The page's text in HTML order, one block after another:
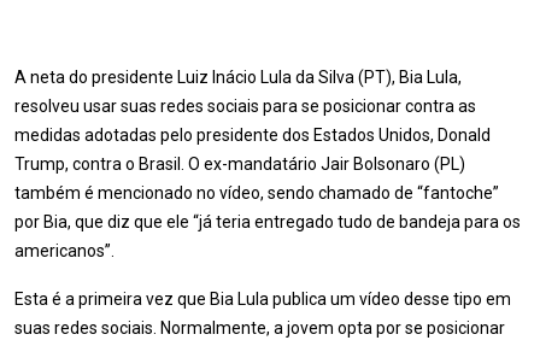
A neta do presidente Luiz Inácio Lula da Silva (PT), Bia Lula,
resolveu usar suas redes sociais para se posicionar contra as
medidas adotadas pelo presidente dos Estados Unidos, Donald
Trump, contra o Brasil. O ex-mandatário Jair Bolsonaro (PL)
também é mencionado no vídeo, sendo chamado de “fantoche”
por Bia, que diz que ele “já teria entregado tudo de bandeja para os
americanos”.
Esta é a primeira vez que Bia Lula publica um vídeo desse tipo em
suas redes sociais. Normalmente, a jovem opta por se posicionar